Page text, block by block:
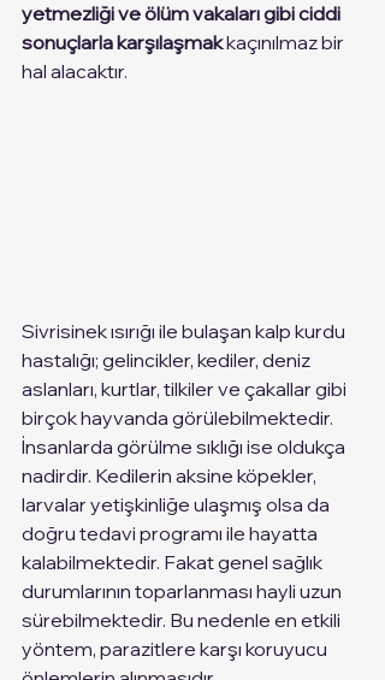
yetmezliği ve ölüm vakaları gibi ciddi
sonuçlarla karşılaşmak kaçınılmaz bir
hal alacaktır.
Sivrisinek ısırığı ile bulaşan kalp kurdu
hastalığı; gelincikler, kediler, deniz
aslanları, kurtlar, tilkiler ve çakallar gibi
birçok hayvanda görülebilmektedir.
İnsanlarda görülme sıklığı ise oldukça
nadirdir. Kedilerin aksine köpekler,
larvalar yetişkinliğe ulaşmış olsa da
doğru tedavi programı ile hayatta
kalabilmektedir. Fakat genel sağlık
durumlarının toparlanması hayli uzun
sürebilmektedir. Bu nedenle en etkili
yöntem, parazitlere karşı koruyucu